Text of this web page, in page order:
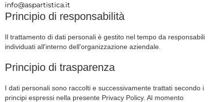
info@aspartistica.it
Principio di responsabilità
Il trattamento di dati personali è gestito nel tempo da responsabili
individuati all'interno dell'organizzazione aziendale.
Principio di trasparenza
I dati personali sono raccolti e successivamente trattati secondo i
principi espressi nella presente Privacy Policy. Al momento